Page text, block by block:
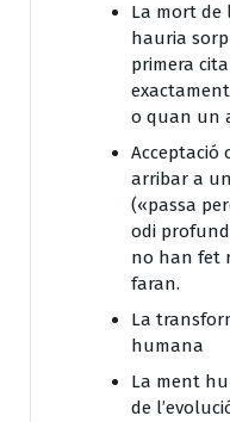
La mort de
hauria
primera
o quan un
Acceptació
arribar a
(«passa
odi
no han fet
faran.
La
humana
La ment
de